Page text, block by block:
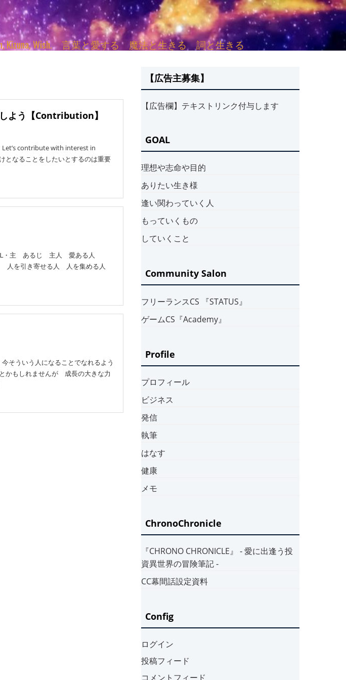
Kizuna, Wish. 言葉と愛する 魔法と生きる 詞と生きる
よう【Contribution】
contribute with interest in
なることをしたいとするのは重要
・主 あるじ 主人 愛ある人
引き寄せる人 人を集める人
そういう人になることでなれるよう
かもしれませんが 成長の大きな力
【広告主募集】
【広告欄】テキストリンク付与します
GOAL
理想や志命や目的
ありたい生き様
逢い関わっていく人
もっていくもの
していくこと
Community Salon
フリーランスCS 『STATUS』
ゲームCS『Academy』
Profile
プロフィール
ビジネス
発信
執筆
はなす
健康
メモ
ChronoChronicle
『CHRONO CHRONICLE』 ‐ 愛に出逢う投
資異世界の冒険筆記 ‐
CC幕間話設定資料
Config
ログイン
投稿フィード
コメントフィード